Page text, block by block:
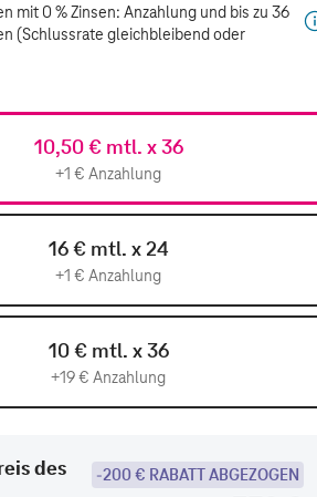
mit 0 % Zinsen: Anzahlung und bis zu 36
(Schlussrate gleichbleibend oder
10,50 € mtl. x 36
+1 € Anzahlung
16 € mtl. x 24
+1 € Anzahlung
10 € mtl. x 36
+19 € Anzahlung
des
-200 € RABATT ABGEZOGEN